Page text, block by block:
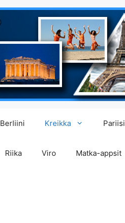
Berliini Kreikka Pariisi
Riika Viro Matka-appsit